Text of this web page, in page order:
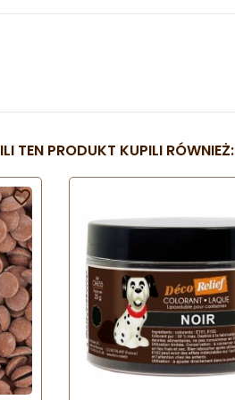
TEN PRODUKT KUPILI RÓWNIEŻ:
